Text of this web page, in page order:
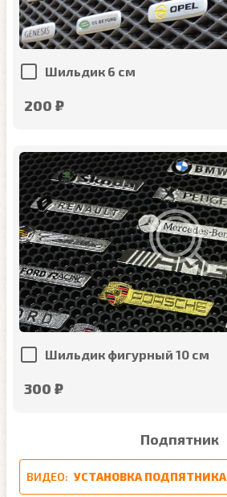
Шильдик 6 см
200 ₽
Шильдик фигурный 10 см
300 ₽
Подпятник
ВИДЕО: УСТАНОВКА ПОДПЯТНИКА